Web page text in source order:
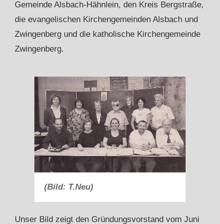
Gemeinde Alsbach-Hähnlein, den Kreis Bergstraße,
die evangelischen Kirchengemeinden Alsbach und
Zwingenberg und die katholische Kirchengemeinde
Zwingenberg.
(Bild: T.Neu)
Unser Bild zeigt den Gründungsvorstand vom Juni